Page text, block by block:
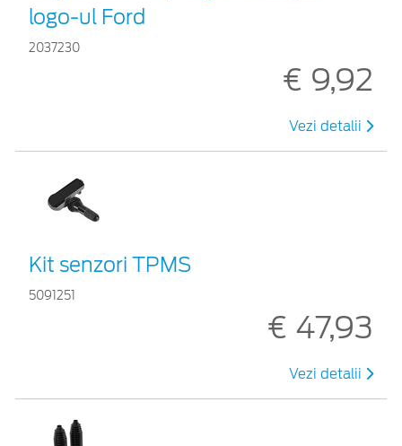
logo-ul Ford
2037230
€ 9,92
Vezi detalii
Kit senzori TPMS
5091251
€ 47,93
Vezi detalii